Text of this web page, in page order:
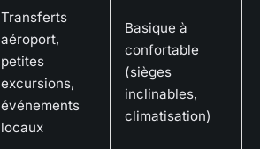
Transferts
aéroport,
petites
excursions,
événements
locaux
Basique à
confortable
(sièges
inclinables,
climatisation)